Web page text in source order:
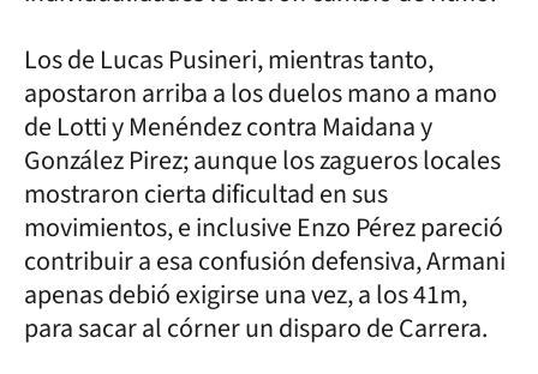
Los de Lucas Pusineri, mientras tanto,
apostaron arriba a los duelos mano a mano
de Lotti y Menéndez contra Maidana y
González Pirez; aunque los zagueros locales
mostraron cierta dificultad en sus
movimientos, e inclusive Enzo Pérez pareció
contribuir a esa confusión defensiva, Armani
apenas debió exigirse una vez, a los 41m,
para sacar al córner un disparo de Carrera.